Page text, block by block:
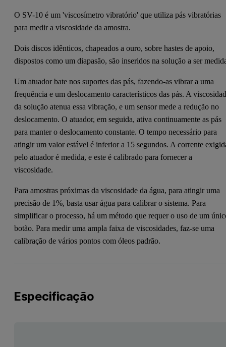
O SV-10 é um 'viscosímetro vibratório' que utiliza pás vibratórias
para medir a viscosidade da amostra.
Dois discos idênticos, chapeados a ouro, sobre hastes de apoio,
dispostos como um diapasão, são inseridos na solução a ser
Um atuador bate nos suportes das pás, fazendo-as vibrar a uma
frequência e um deslocamento característicos das pás. A
da solução atenua essa vibração, e um sensor mede a redução no
deslocamento. O atuador, em seguida, ativa continuamente as pás
para manter o deslocamento constante. O tempo necessário para
atingir um valor estável é inferior a 15 segundos. A corrente
pelo atuador é medida, e este é calibrado para fornecer a
viscosidade.
Para amostras próximas da viscosidade da água, para atingir uma
precisão de 1%, basta usar água para calibrar o sistema. Para
simplificar o processo, há um método que requer o uso de um
botão. Para medir uma ampla faixa de viscosidades, faz-se uma
calibração de vários pontos com óleos padrão.
Especificação